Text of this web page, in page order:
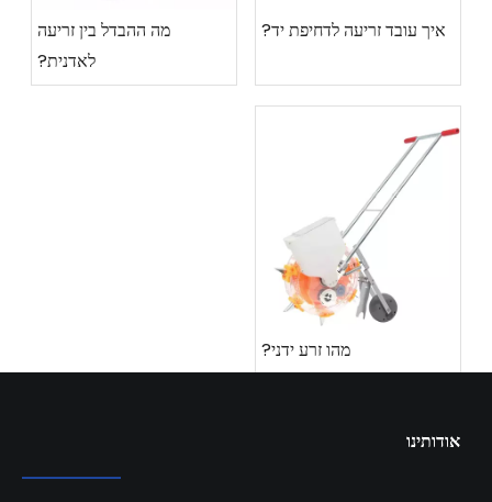
איך עובד זריעה לדחיפת יד?
מה ההבדל בין זריעה
לאדנית?
מהו זרע ידני?
אודותינו